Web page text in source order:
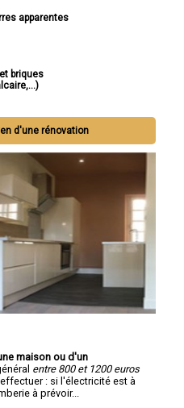
apparentes
briques
d'une rénovation
maison ou d'un
entre 800 et 1200 euros
: si l'électricité est à
à prévoir...